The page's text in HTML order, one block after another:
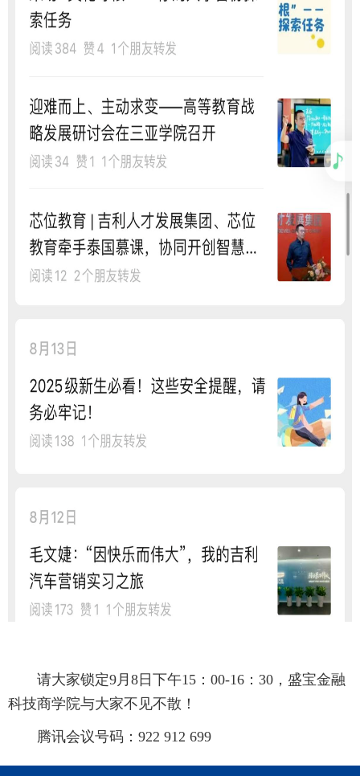
请大家锁定9月8日下午15：00-16：30，盛宝金融
科技商学院与大家不见不散！
腾讯会议号码：922 912 699